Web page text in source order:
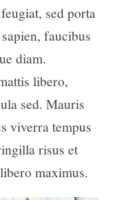
sed porta
faucibus
diam.
libero,
sed. Mauris
viverra tempus
risus et
maximus.